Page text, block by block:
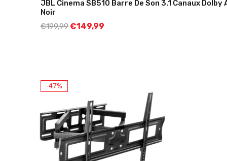
JBL Cinema SB510 Barre De Son 3.1 Canaux
Noir
€199,99€149,99
-47%